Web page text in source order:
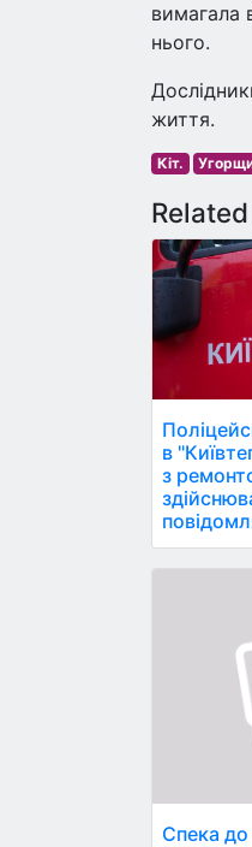
вимагала
нього.
життя.
Кіт.
в
з
Спека